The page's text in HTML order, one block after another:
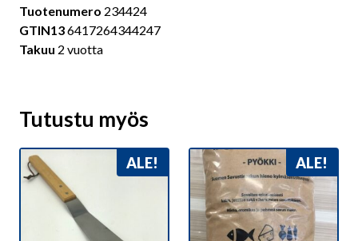
Tuotenumero 234424
GTIN136417264344247
Takuu 2 vuotta
Tutustu myös
ALE! ALE!